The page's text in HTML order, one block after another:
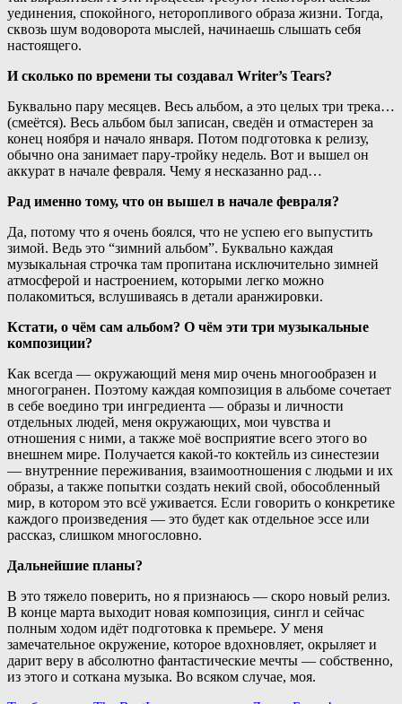
уединения, спокойного, неторопливого образа жизни. Тогда,
сквозь шум водоворота мыслей, начинаешь слышать себя
настоящего.
И сколько по времени ты создавал Writer’s Tears?
Буквально пару месяцев. Весь альбом, а это целых три трека…
(смеётся). Весь альбом был записан, сведён и отмастерен за
конец ноября и начало января. Потом подготовка к релизу,
обычно она занимает пару-тройку недель. Вот и вышел он
аккурат в начале февраля. Чему я несказанно рад…
Рад именно тому, что он вышел в начале февраля?
Да, потому что я очень боялся, что не успею его выпустить
зимой. Ведь это “зимний альбом”. Буквально каждая
музыкальная строчка там пропитана исключительно зимней
атмосферой и настроением, которыми легко можно
полакомиться, вслушиваясь в детали аранжировки.
Кстати, о чём сам альбом? О чём эти три музыкальные
композиции?
Как всегда — окружающий меня мир очень многообразен и
многогранен. Поэтому каждая композиция в альбоме сочетает
в себе воедино три ингредиента — образы и личности
отдельных людей, меня окружающих, мои чувства и
отношения с ними, а также моё восприятие всего этого во
внешнем мире. Получается какой-то коктейль из синестезии
— внутренние переживания, взаимоотношения с людьми и их
образы, а также попытки создать некий свой, обособленный
мир, в котором это всё уживается. Если говорить о конкретике
каждого произведения — это будет как отдельное эссе или
рассказ, слишком многословно.
Дальнейшие планы?
В это тяжело поверить, но я признаюсь — скоро новый релиз.
В конце марта выходит новая композиция, сингл и сейчас
полным ходом идёт подготовка к премьере. У меня
замечательное окружение, которое вдохновляет, окрыляет и
дарит веру в абсолютно фантастические мечты — собственно,
из этого и соткана музыка. Во всяком случае, моя.